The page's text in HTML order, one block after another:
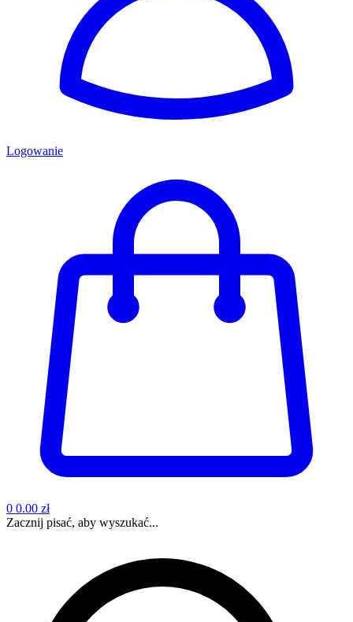
Logowanie
0 0.00 zł
Zacznij pisać, aby wyszukać...